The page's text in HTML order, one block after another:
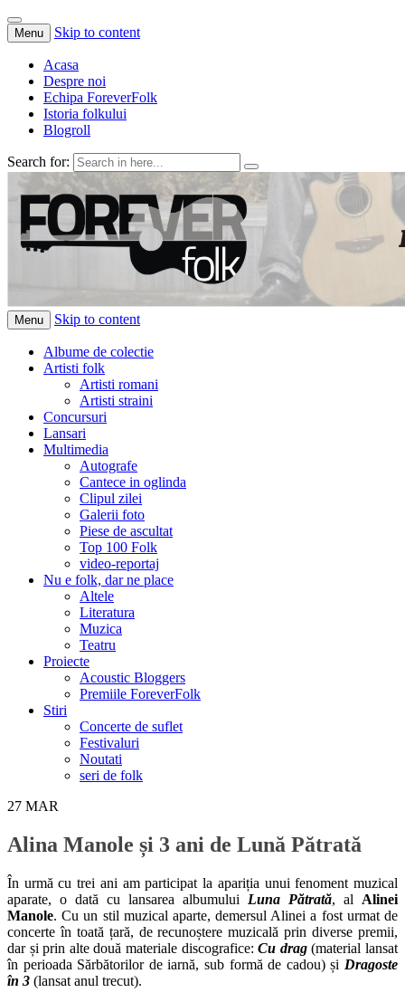
Menu Skip to content
Acasa
Despre noi
Echipa ForeverFolk
Istoria folkului
Blogroll
Search for:
ForeverFolk
Muzica sufletului tau
Menu Skip to content
Albume de colectie
Artisti folk
Artisti romani
Artisti straini
Concursuri
Lansari
Multimedia
Autografe
Cantece in oglinda
Clipul zilei
Galerii foto
Piese de ascultat
Top 100 Folk
video-reportaj
Nu e folk, dar ne place
Altele
Literatura
Muzica
Teatru
Proiecte
Acoustic Bloggers
Premiile ForeverFolk
Stiri
Concerte de suflet
Festivaluri
Noutati
seri de folk
27 MAR
Alina Manole și 3 ani de Lună Pătrată
În urmă cu trei ani am participat la apariția unui fenoment muzical
aparate, o dată cu lansarea albumului Luna Pătrată, al Alinei
Manole. Cu un stil muzical aparte, demersul Alinei a fost urmat de
concerte în toată țară, de recunoștere muzicală prin diverse premii,
dar și prin alte două materiale discografice:Cu drag(material lansat
în perioada Sărbătorilor de iarnă, sub formă de cadou) și Dragoste
în 3 (lansat anul trecut).